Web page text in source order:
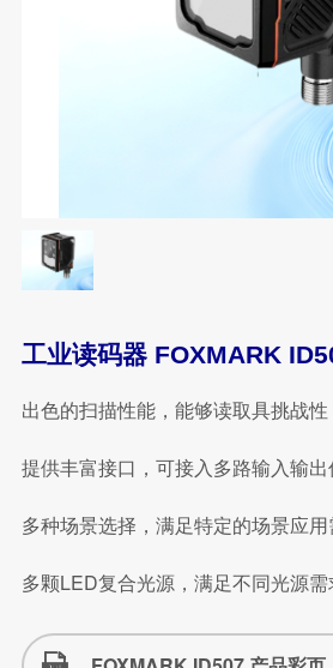
工业读码器 FOXMARK
出色的扫描性能，能够读取具挑战
提供丰富接口，可接入多路输入输
多种场景选择，满足特定的场景应
多颗LED复合光源，满足不同光源